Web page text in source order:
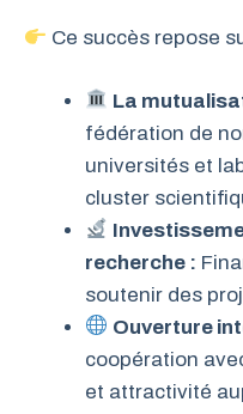
Ce succès repose
La
fédération de
universités et
cluster
recherche :
soutenir des
Ouverture
coopération
et attractivité